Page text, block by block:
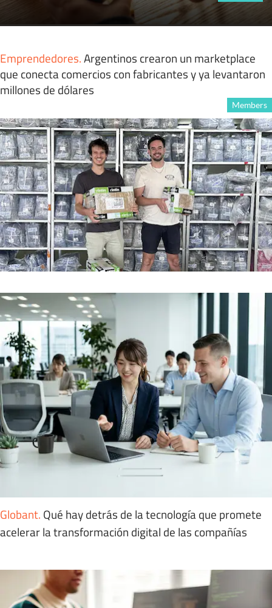
Emprendedores.Argentinos crearon un marketplace
que conecta comercios con fabricantes y ya levantaron
millones de dólares
Members
Globant. Qué hay detrás de la tecnología que promete
acelerar la transformación digital de las compañías